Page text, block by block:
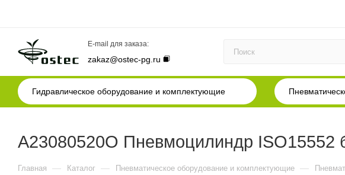
E-mail для заказа:
zakaz@ostec-pg.ru
Гидравлическое оборудование и комплектующие
A23080520O Пневмоцилиндр ISO15552
Главная — Каталог — Пневматическое оборудование и комплектующие —